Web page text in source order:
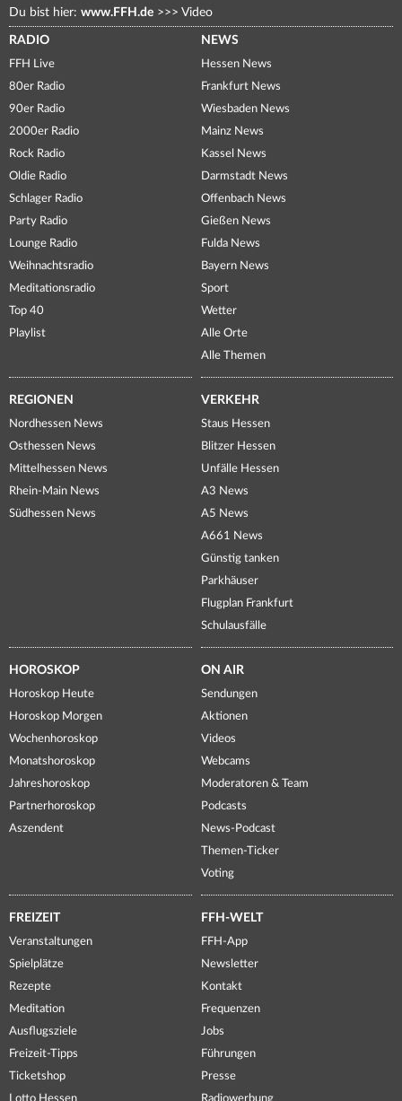
Du bist hier: www.FFH.de >>> Video
RADIO
FFH Live
80er Radio
90er Radio
2000er Radio
Rock Radio
Oldie Radio
Schlager Radio
Party Radio
Lounge Radio
Weihnachtsradio
Meditationsradio
Top 40
Playlist
NEWS
Hessen News
Frankfurt News
Wiesbaden News
Mainz News
Kassel News
Darmstadt News
Offenbach News
Gießen News
Fulda News
Bayern News
Sport
Wetter
Alle Orte
Alle Themen
REGIONEN
Nordhessen News
Osthessen News
Mittelhessen News
Rhein-Main News
Südhessen News
VERKEHR
Staus Hessen
Blitzer Hessen
Unfälle Hessen
A3 News
A5 News
A661 News
Günstig tanken
Parkhäuser
Flugplan Frankfurt
Schulausfälle
HOROSKOP
Horoskop Heute
Horoskop Morgen
Wochenhoroskop
Monatshoroskop
Jahreshoroskop
Partnerhoroskop
Aszendent
ON AIR
Sendungen
Aktionen
Videos
Webcams
Moderatoren & Team
Podcasts
News-Podcast
Themen-Ticker
Voting
FREIZEIT
Veranstaltungen
Spielplätze
Rezepte
Meditation
Ausflugsziele
Freizeit-Tipps
Ticketshop
Lotto Hessen
FFH-WELT
FFH-App
Newsletter
Kontakt
Frequenzen
Jobs
Führungen
Presse
Radiowerbung